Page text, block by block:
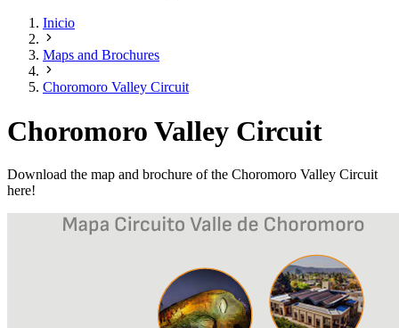
Inicio
Maps and Brochures
Choromoro Valley Circuit
Choromoro Valley Circuit
Download the map and brochure of the Choromoro Valley Circuit
here!